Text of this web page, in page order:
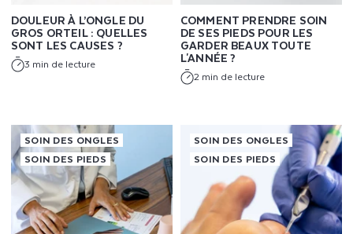
U
C
E
S
&
S
O
DOULEUR À L’ONGLE DU
GROS ORTEIL : QUELLES
SONT LES CAUSES ?
3 min de lecture
COMMENT PRENDRE SOIN
DE SES PIEDS POUR LES
GARDER BEAUX TOUTE
L'ANNÉE ?
2 min de lecture
SOIN DES ONGLES
SOIN DES PIEDS
SOIN DES ONGLES
SOIN DES PIEDS